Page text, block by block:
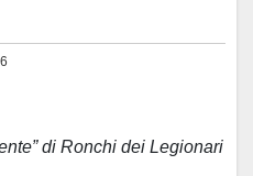
di Ronchi dei Legionari